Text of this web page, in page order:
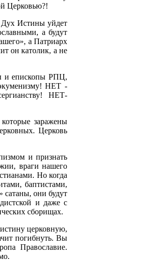
Церковью?!
Дух Истины уйдет
а будут
а Патриарх
он католик, а не
и епископы РПЦ,
НЕТ -
НЕТ-
заражены
Церковь
и признать
враги нашего
Но когда
баптистами,
сатаны, они будут
и даже с
сборищах.
церковную,
погибнуть. Вы
Православие.